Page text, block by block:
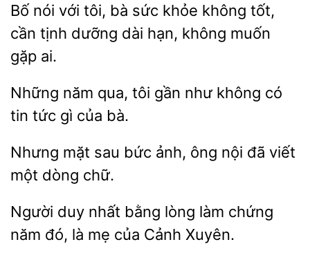
Bố nói với tôi, bà sức khỏe
tốt,
cần tịnh dưỡng dài
không
gặp ai.
Những năm qua, tôi gần
không có
tin tức
của
Nhưng mặt bức ảnh,
nội đã viết
dòng chữ.
Người duy nhất bằng lòng làm chứng
đó, là mẹ của